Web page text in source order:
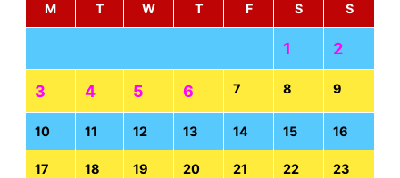
M
T W T F S S
1 2
3 4 5 6 7 8 9
10 11 12 13 14 15 16
17 18 19 20 21 22 23